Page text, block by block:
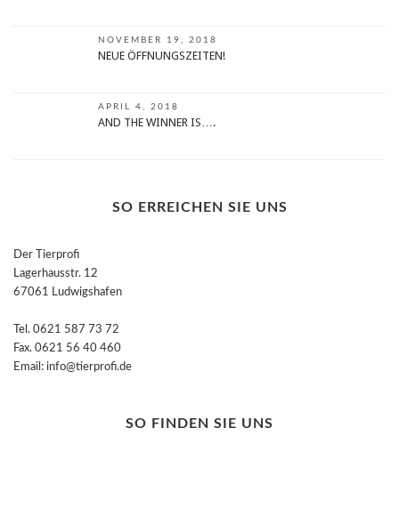
NOVEMBER 19, 2018
NEUE ÖFFNUNGSZEITEN!
APRIL 4, 2018
AND THE WINNER IS….
SO ERREICHEN SIE UNS
Der Tierprofi
Lagerhausstr. 12
67061 Ludwigshafen
Tel. 0621 587 73 72
Fax. 0621 56 40 460
Email: info@tierprofi.de
SO FINDEN SIE UNS